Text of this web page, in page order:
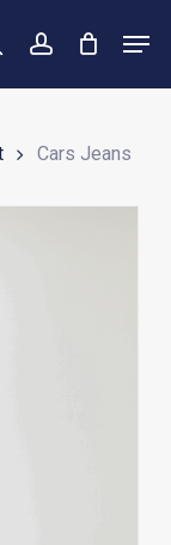
searchaccount
Cars Jeans